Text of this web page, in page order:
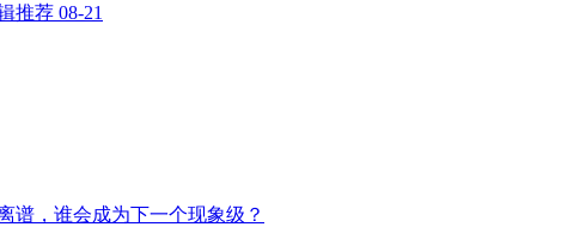
08-21
谱，谁会成为下一个现象级？